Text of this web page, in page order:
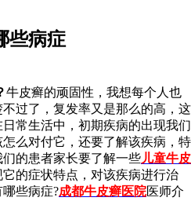
些病症
牛皮癣的顽固性，我想每个人也
过了，复发率又是那么的高，这
常生活中，初期疾病的出现我们
么对付它，还要了解该疾病，特
的患者家长要了解一些儿童牛皮
的症状特点，对该疾病进行治
些病症?成都牛皮癣医院医师介